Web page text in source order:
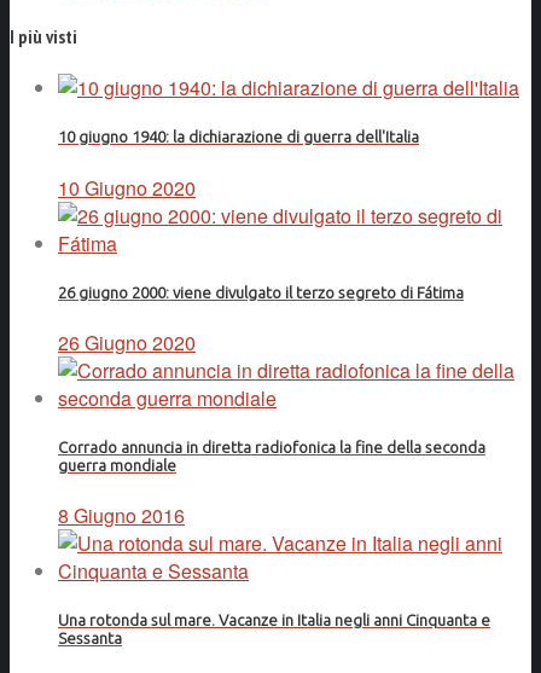
I più visti
10 giugno 1940: la dichiarazione di guerra dell'Italia
10 Giugno 2020
26 giugno 2000: viene divulgato il terzo segreto di Fátima
26 Giugno 2020
Corrado annuncia in diretta radiofonica la fine della seconda
guerra mondiale
8 Giugno 2016
Una rotonda sul mare. Vacanze in Italia negli anni Cinquanta e
Sessanta